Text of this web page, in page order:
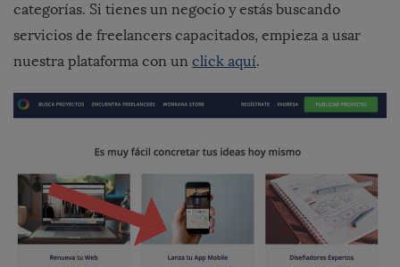
categorías. Si tienes un negocio y estás buscando
servicios de freelancers capacitados, empieza a usar
nuestra plataforma con un click aquí.